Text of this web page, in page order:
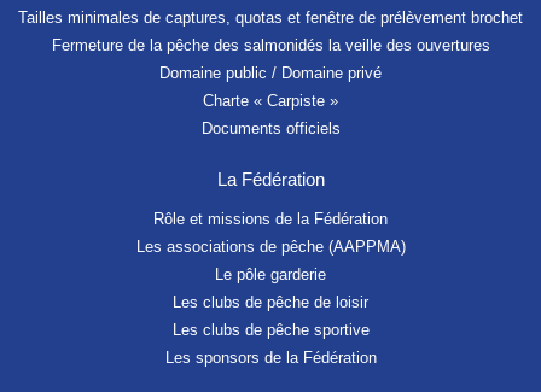
Tailles minimales de captures, quotas et fenêtre de prélèvement brochet
Fermeture de la pêche des salmonidés la veille des ouvertures
Domaine public / Domaine privé
Charte « Carpiste »
Documents officiels
La Fédération
Rôle et missions de la Fédération
Les associations de pêche (AAPPMA)
Le pôle garderie
Les clubs de pêche de loisir
Les clubs de pêche sportive
Les sponsors de la Fédération